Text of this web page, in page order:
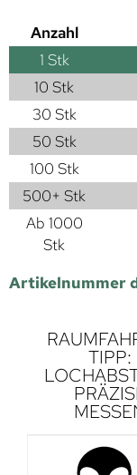
Anzahl
1 Stk
10 Stk
30 Stk
50 Stk
100 Stk
500+ Stk
Ab 1000
Stk
Artikelnummer
TIPP: